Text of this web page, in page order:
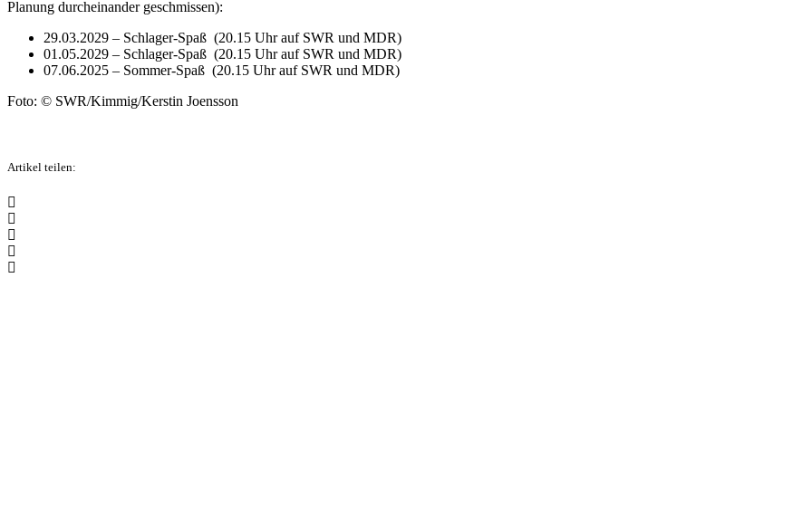
Planung durcheinander geschmissen):
29.03.2029 – Schlager-Spaß (20.15 Uhr auf SWR und MDR)
01.05.2029 – Schlager-Spaß (20.15 Uhr auf SWR und MDR)
07.06.2025 – Sommer-Spaß (20.15 Uhr auf SWR und MDR)
Foto: © SWR/Kimmig/Kerstin Joensson
Artikel teilen: